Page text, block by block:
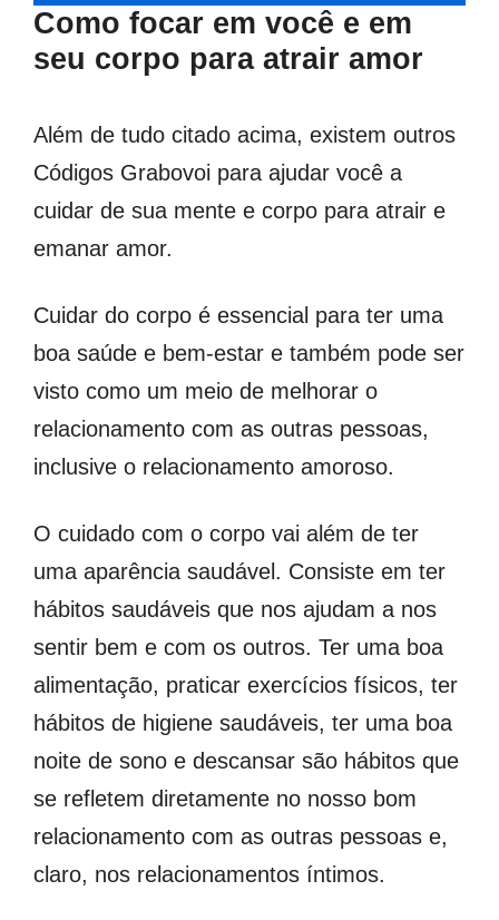
Como focar em você e em
seu corpo para atrair amor
Além de tudo citado acima, existem outros
Códigos Grabovoi para ajudar você a
cuidar de sua mente e corpo para atrair e
emanar amor.
Cuidar do corpo é essencial para ter uma
boa saúde e bem-estar e também pode ser
visto como um meio de melhorar o
relacionamento com as outras pessoas,
inclusive o relacionamento amoroso.
O cuidado com o corpo vai além de ter
uma aparência saudável. Consiste em ter
hábitos saudáveis que nos ajudam a nos
sentir bem e com os outros. Ter uma boa
alimentação, praticar exercícios físicos, ter
hábitos de higiene saudáveis, ter uma boa
noite de sono e descansar são hábitos que
se refletem diretamente no nosso bom
relacionamento com as outras pessoas e,
claro, nos relacionamentos íntimos.